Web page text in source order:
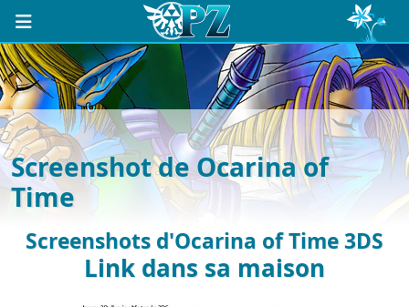
Screenshot de Ocarina of
Time
Screenshots d'Ocarina of Time 3DS
Link dans sa maison